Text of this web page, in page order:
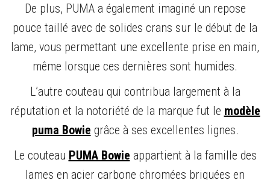
De plus, PUMA a également imaginé un repose
pouce taillé avec de solides crans sur le début de la
lame, vous permettant une excellente prise en main,
même lorsque ces dernières sont humides.
L’autre couteau qui contribua largement à la
réputation et la notoriété de la marque fut le modèle
puma Bowie grâce à ses excellentes lignes.
Le couteau PUMA Bowie appartient à la famille des
lames en acier carbone chromées briquées en